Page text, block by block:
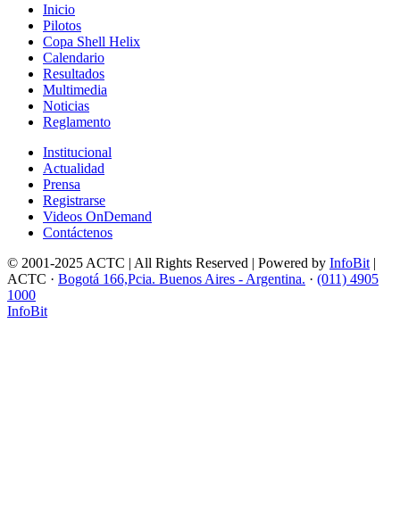
Inicio
Pilotos
Copa Shell Helix
Calendario
Resultados
Multimedia
Noticias
Reglamento
Institucional
Actualidad
Prensa
Registrarse
Videos OnDemand
Contáctenos
© 2001-2025 ACTC | All Rights Reserved | Powered by InfoBit |
ACTC · Bogotá 166,Pcia. Buenos Aires - Argentina. · (011) 4905
1000
InfoBit